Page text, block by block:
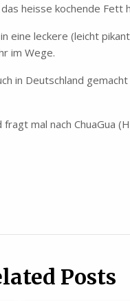
heisse kochende Fett
eine leckere (leicht
im Wege.
in Deutschland
mal nach ChuaGua
Posts